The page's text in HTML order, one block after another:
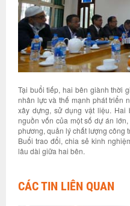
Tại buổi tiếp, hai bên giành thời
nhân lực và thế mạnh phát triển
xây dựng, sử dụng vật liệu.
nguồn vốn của một số dự án
phương, quản lý chất lượng công
Buổi trao đổi, chia sẻ kinh
lâu dài giữa hai bên.
CÁC TIN LIÊN QUAN